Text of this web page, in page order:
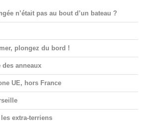
n’était pas au bout d’un bateau ?
plongez du bord !
des anneaux
UE, hors France
extra-terriens